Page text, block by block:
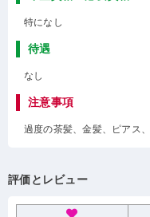
特になし
待遇
なし
注意事項
過度の茶髪、金髪、ピアス
評価とレビュー